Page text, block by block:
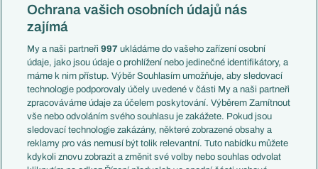
Mistrovství světa
Liga národů
Témata
Představení týmů MS
EuroSkauting
PL v kostce
Evropské koeficienty
Přestupy
Přestupové spekulace
Zranění
Česko
Francie
Itálie
Německo
Španělsko
Argentina
Brazílie
Přestupy
Zápasy
Ochrana vašich osobních údajů nás
zajímá
My a naši partneři997 ukládáme do vašeho zařízení osobní
údaje, jako jsou údaje o prohlížení nebo jedinečné identifikátory, a
máme k nim přístup. Výběr Souhlasím umožňuje, aby sledovací
technologie podporovaly účely uvedené v části My a naši partneři
zpracováváme údaje za účelem poskytování. Výběrem Zamítnout
vše nebo odvoláním svého souhlasu je zakážete. Pokud jsou
sledovací technologie zakázány, některé zobrazené obsahy a
reklamy pro vás nemusí být tolik relevantní. Tuto nabídku můžete
kdykoli znovu zobrazit a změnit své volby nebo souhlas odvolat